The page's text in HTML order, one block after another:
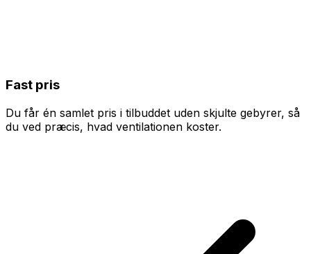
Fast pris
Du får én samlet pris i tilbuddet uden skjulte gebyrer, så
du ved præcis, hvad ventilationen koster.